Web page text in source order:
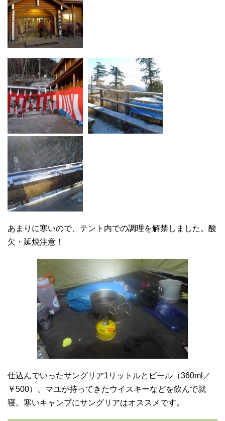
あまりに寒いので、テント内での調理を解禁しました。酸
欠・延焼注意！
仕込んでいったサングリア1リットルとビール（360ml／
￥500）、マユが持ってきたウイスキーなどを飲んで就
寝。寒いキャンプにサングリアはオススメです。